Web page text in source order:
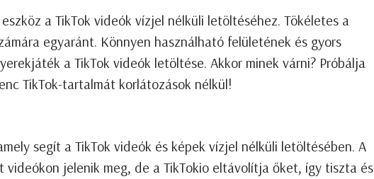
a TikTok videók vízjel nélküli letöltéséhez. Tökéletes a
egyaránt. Könnyen használható felületének és gyors
a TikTok videók letöltése. Akkor minek várni? Próbálja
TikTok-tartalmát korlátozások nélkül!
segít a TikTok videók és képek vízjel nélküli letöltésében. A
jelenik meg, de a TikTokio eltávolítja őket, így tiszta és